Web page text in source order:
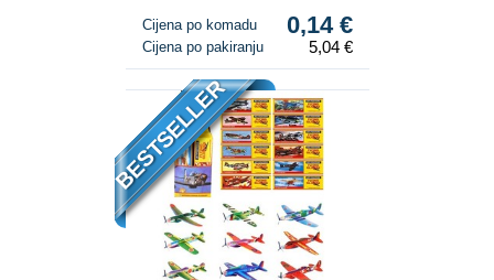
Cijena po komadu 0,14 €
Cijena po pakiranju 5,04 €
BESTSELLER